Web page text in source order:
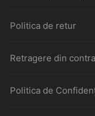
Politica de retur
Retragere din
Politica de